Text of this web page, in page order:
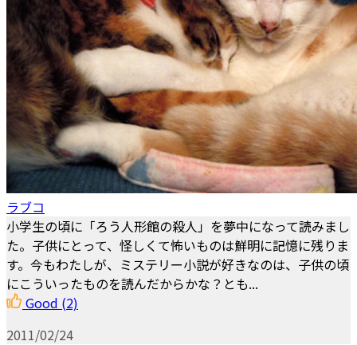
ラブコ
小学生の頃に「ろう人形館の殺人」を夢中になって読みまし
た。子供にとって、怪しくて怖いものは鮮明に記憶に残りま
す。今もわたしが、ミステリー小説が好きなのは、子供の頃
にこういったものを読んだからかな？とも...
Good (2)
2011/02/24